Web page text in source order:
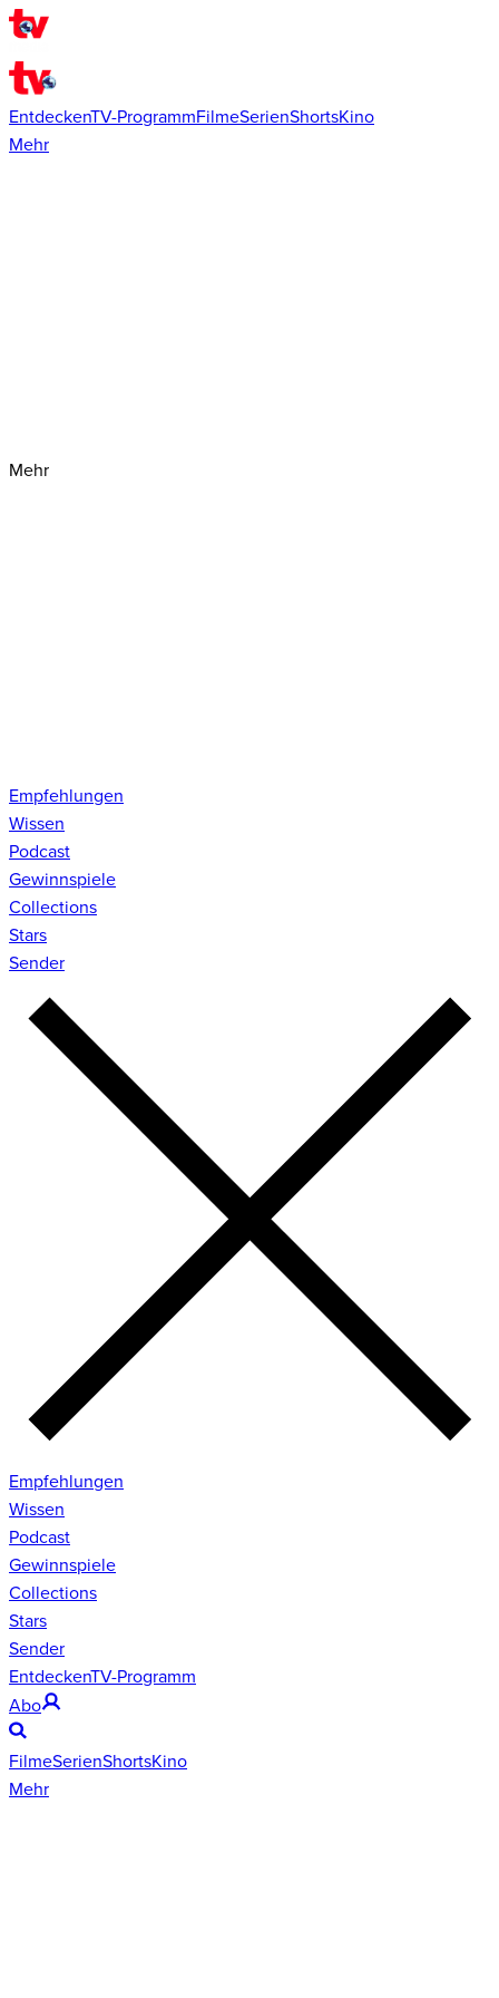
EntdeckenTV-ProgrammFilmeSerienShortsKino
Mehr
Mehr
Empfehlungen
Wissen
Podcast
Gewinnspiele
Collections
Stars
Sender
Empfehlungen
Wissen
Podcast
Gewinnspiele
Collections
Stars
Sender
EntdeckenTV-Programm
Abo
FilmeSerienShortsKino
Mehr